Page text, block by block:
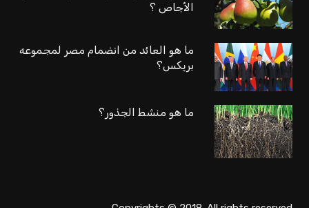
الأجاص ؟
ما هو العائد من انضمام مصر لمجموعه
بريكس؟
ما هو منشط الجذور؟